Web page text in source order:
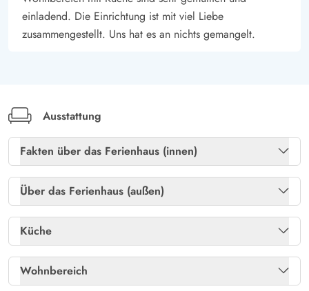
einladend. Die Einrichtung ist mit viel Liebe
zusammengestellt. Uns hat es an nichts gemangelt.
Ausstattung
Fakten über das Ferienhaus (innen)
Freies Glasfasernetz
Ja
Kaminofen Ja
Über das Ferienhaus (außen)
Gartenmöbel
Ja
Liegestühle Ja
Küche
Kühlschrank
Ja
Wohnbereich